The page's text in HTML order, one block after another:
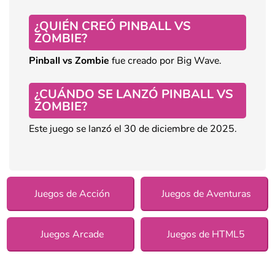
¿QUIÉN CREÓ PINBALL VS
ZOMBIE?
Pinball vsZombie fue creado por Big Wave.
¿CUÁNDO SE LANZÓ PINBALL VS
ZOMBIE?
Este juego se lanzó el 30 de diciembre de 2025.
Juegos de Acción Juegos de Aventuras
Juegos Arcade Juegos de HTML5